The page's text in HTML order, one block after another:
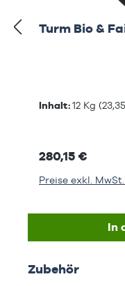
Turm Bio &
Inhalt:12 Kg
280,15 €
Preise exkl.
In
Produktgalerie
Zubehör